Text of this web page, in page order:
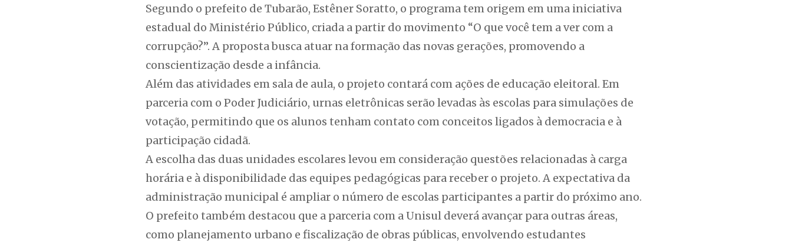
Segundo o prefeito de Tubarão, Estêner Soratto, o programa tem origem em uma iniciativa
estadual do Ministério Público, criada a partir do movimento “O que você tem a ver com a
corrupção?”. A proposta busca atuar na formação das novas gerações, promovendo a
conscientização desde a infância.
Além das atividades em sala de aula, o projeto contará com ações de educação eleitoral. Em
parceria com o Poder Judiciário, urnas eletrônicas serão levadas às escolas para simulações de
votação, permitindo que os alunos tenham contato com conceitos ligados à democracia e à
participação cidadã.
A escolha das duas unidades escolares levou em consideração questões relacionadas à carga
horária e à disponibilidade das equipes pedagógicas para receber o projeto. A expectativa da
administração municipal é ampliar o número de escolas participantes a partir do próximo ano.
O prefeito também destacou que a parceria com a Unisul deverá avançar para outras áreas,
como planejamento urbano e fiscalização de obras públicas, envolvendo estudantes